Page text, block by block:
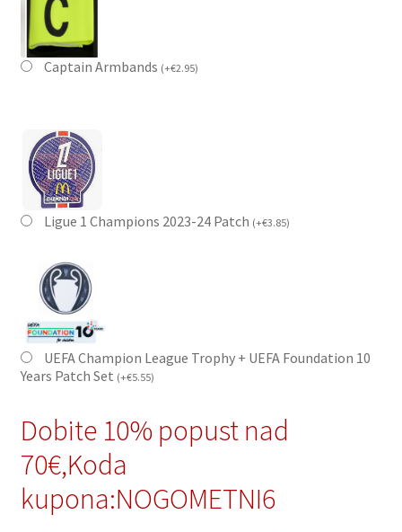
Captain Armbands (+€2.95)
Ligue 1 Champions 2023-24 Patch (+€3.85)
UEFA Champion League Trophy + UEFA Foundation 10
Years Patch Set (+€5.55)
Dobite 10% popust nad
70€,Koda
kupona:NOGOMETNI6